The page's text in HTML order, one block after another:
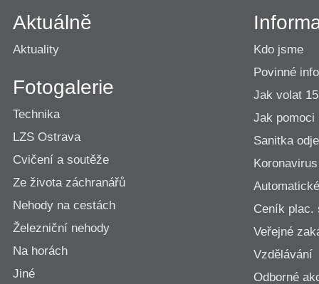
Aktuálně
Aktuality
Fotogalerie
Technika
LZS Ostrava
Cvičení a soutěže
Ze života záchranářů
Nehody na cestách
Železniční nehody
Na horách
Jiné
Kdo jsme
Povinné
Jak volat
Jak pomoci
Sanitka
Koronavirus
Ceník plac.
Veřejné
Vzdělávání
Odborné